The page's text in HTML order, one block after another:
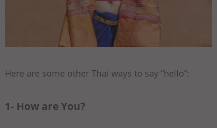
Here are some other Thai ways to say “hello”:
1- How are You?